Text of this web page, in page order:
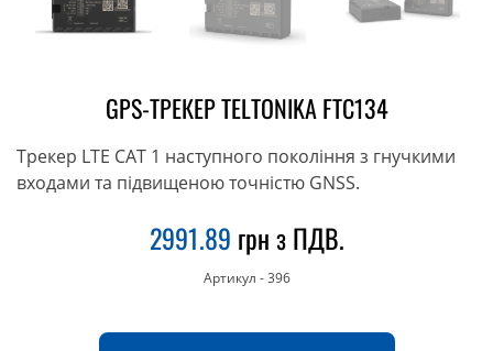
GPS-ТРЕКЕР TELTONIKA FTC134
Трекер LTE CAT 1 наступного покоління з гнучкими
входами та підвищеною точністю GNSS.
2991.89 грн з ПДВ.
Артикул -396